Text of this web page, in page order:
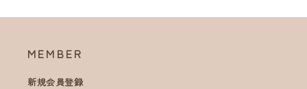
MEMBER
新規会員登録